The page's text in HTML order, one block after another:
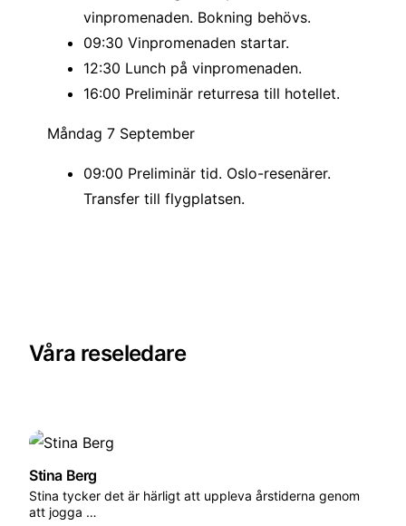
Vinpromenad & fest!
Dagen efter loppet fortsätter helgen med en
upplevelse som kombinerar njutning, kultur och
gemenskap. The Wine Walk är en av helgens mest
château turas om att vara värd och öppna sina
portar exklusivt för både löpare och supportrar.
Varje år bjuder ett nytt slott in till en vandring
privata miljöer – en chans att komma bakom
kulisserna och upptäcka den unika karaktären hos
vinpromenaden. Bokning behövs.
09:30 Vinpromenaden startar.
12:30 Lunch på vinpromenaden.
16:00 Preliminär returresa till hotellet.
Måndag 7 September
09:00 Preliminär tid. Oslo-resenärer.
Transfer till flygplatsen.
Våra reseledare
Stina Berg
Stina tycker det är härligt att uppleva årstiderna genom
att jogga …